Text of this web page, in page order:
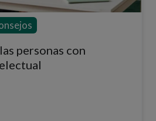
personas con